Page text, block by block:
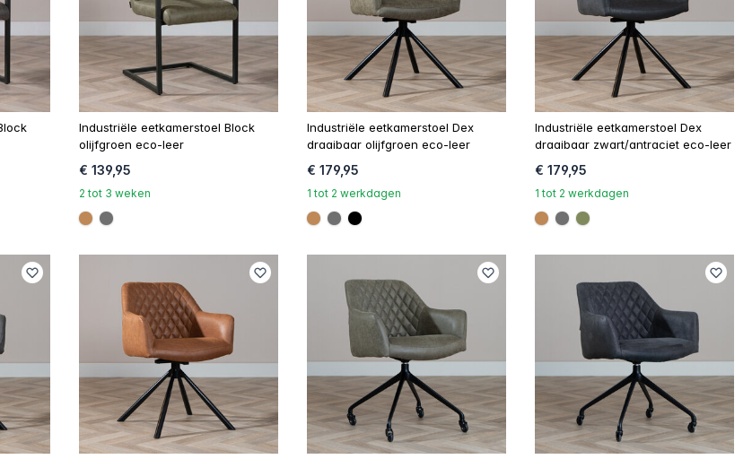
Industriële eetkamerstoel Block
olijfgroen eco-leer
€ 139,95
2 tot 3 weken
#be8957
#707070
Industriële eetkamerstoel Dex
draaibaar olijfgroen eco-leer
€ 179,95
1 tot 2 werkdagen
#be8957
#707070
#000000
Industriële eetkamerstoel Dex
draaibaar zwart/antraciet eco-leer
€ 179,95
1 tot 2 werkdagen
#be8957
#707070
#808a5d